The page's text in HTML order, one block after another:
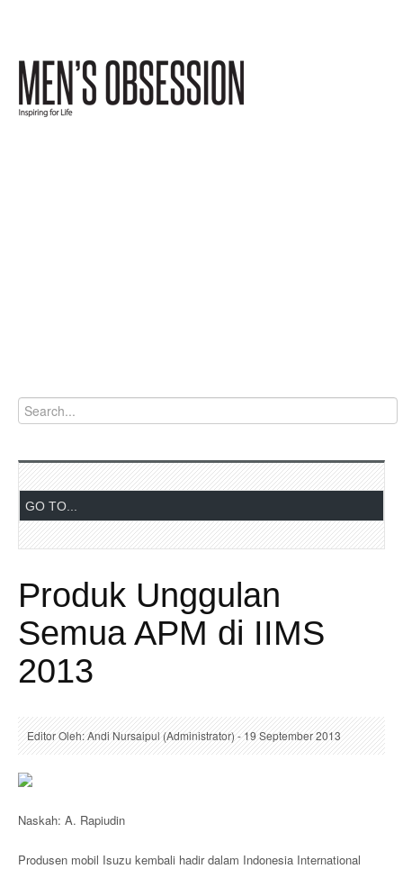
Produk Unggulan
Semua APM di IIMS
2013
Editor Oleh: Andi Nursaipul (Administrator) - 19 September 2013
Naskah: A. Rapiudin
Produsen mobil Isuzu kembali hadir dalam Indonesia International